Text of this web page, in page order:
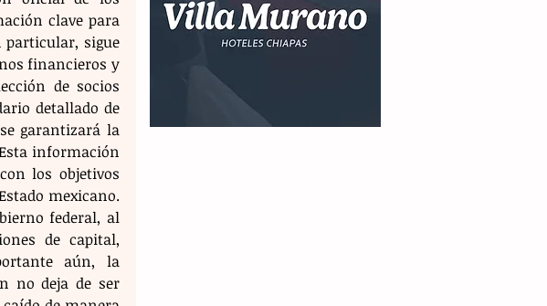
clave para
particular, sigue
financieros y
de socios
detallado de
garantizará la
información
los objetivos
mexicano.
federal, al
de capital,
aún, la
no deja de ser